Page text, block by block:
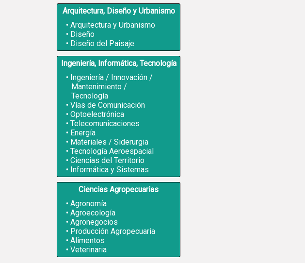
Arquitectura, Diseño y Urbanismo
Arquitectura y Urbanismo
Diseño
Diseño del Paisaje
Ingeniería, Informática, Tecnología
Ingeniería / Innovación /
Mantenimiento /
Tecnología
Vías de Comunicación
Optoelectrónica
Telecomunicaciones
Energía
Materiales / Siderurgia
Tecnología Aeroespacial
Ciencias del Territorio
Informática y Sistemas
Ciencias Agropecuarias
Agronomía
Agroecología
Agronegocios
Producción Agropecuaria
Alimentos
Veterinaria